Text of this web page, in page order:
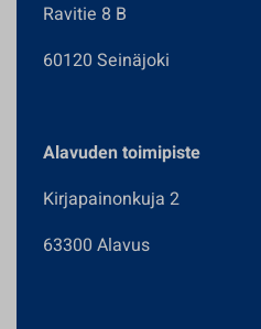
Ravitie 8 B
60120 Seinäjoki
Alavuden toimipiste
Kirjapainonkuja 2
63300 Alavus